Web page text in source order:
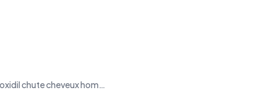
Minoxidil chute cheveux homme : guide complet 2026